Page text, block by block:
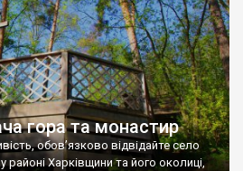
гора та монастир
обов’язково відвідайте село
районі Харківщини та його околиці,